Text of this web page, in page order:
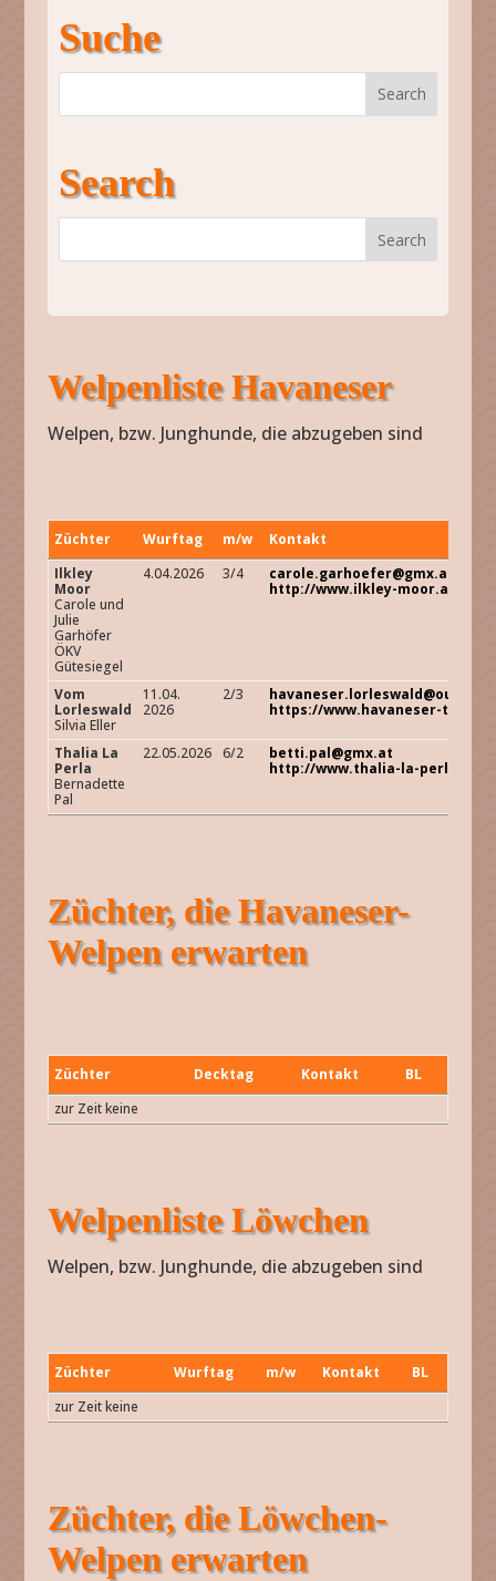
Suche
Search
Welpenliste Havaneser
Welpen, bzw. Junghunde, die abzugeben sind
Züchter Wurftag m/w
Kontakt
Züchter
Wurftag m/w Kontakt
Ilkley
Moor
Carole und
Julie
Garhöfer
ÖKV
Gütesiegel
4.04.2026 3/4
carole.garhoefer@gmx.at
http://www.ilkley-moor.at/
Vom
Lorleswald
Silvia Eller
11.04.
2026
2/3
https://www.havaneser-tirol.at
Thalia La
Perla
Bernadette
Pal
22.05.2026 6/2
betti.pal@gmx.at
http://www.thalia-la-perla.com
Züchter, die Havaneser-
Welpen erwarten
Züchter Decktag Kontakt
BL
Züchter
zur Zeit keine
Welpenliste Löwchen
Welpen, bzw. Junghunde, die abzugeben sind
Züchter Wurftag m/w Kontakt
BL
Züchter
zur Zeit keine
Züchter, die Löwchen-
Welpen erwarten